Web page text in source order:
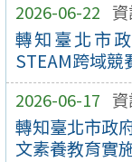
2026-06-22
轉知臺北市
STEAM跨域競
2026-06-17
轉知臺北市政
文素養教育實